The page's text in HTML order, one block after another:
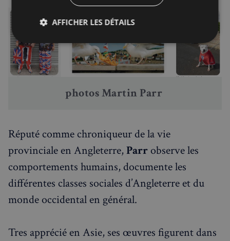
photos Martin Parr
Réputé comme chroniqueur de la vie
provinciale en Angleterre,Parr observe les
comportements humains, documente les
différentes classes sociales d’Angleterre et du
monde occidental en général.
Tres apprécié en Asie, ses œuvres figurent dans
AFFICHER LES DÉTAILS
Strictement
nécessaires
Performance Ciblage
Fonctionnalité
Strictement nécessaires
Performance
Fonctionnalité
Les cookies strictement nécessaires habilitent des
fonctionnalités de base du site Web telles que la
sans les cookies strictement nécessaires.